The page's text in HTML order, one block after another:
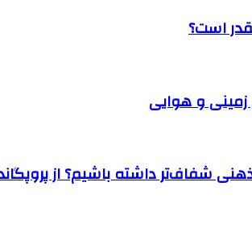
است؟
زمینی و هوایی
شفاف‌تر داشته باشیم؟ از